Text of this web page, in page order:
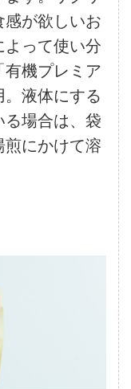
感が欲しいお
って使い分
有機プレミア
。液体にする
場合は、袋
煎にかけて溶